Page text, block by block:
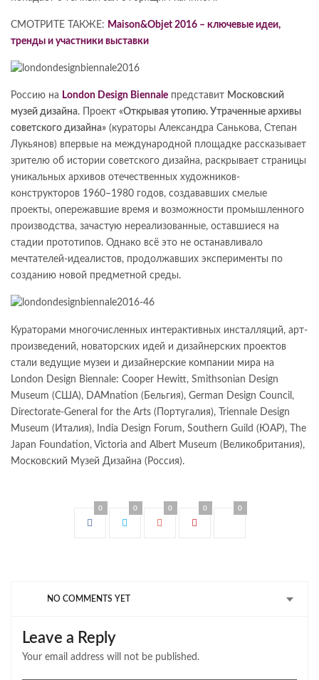
СМОТРИТЕ ТАКЖЕ: Maison&Objet 2016 – ключевые идеи,
тренды и участники выставки
Россию на London Design Biennale представит Московский
музей дизайна. Проект «Открывая утопию. Утраченные архивы
советского дизайна» (кураторы Александра Санькова, Степан
Лукьянов) впервые на международной площадке рассказывает
зрителю об истории советского дизайна, раскрывает страницы
уникальных архивов отечественных художников-
конструкторов 1960–1980 годов, создававших смелые
проекты, опережавшие время и возможности промышленного
производства, зачастую нереализованные, оставшиеся на
стадии прототипов. Однако всё это не останавливало
мечтателей-идеалистов, продолжавших эксперименты по
созданию новой предметной среды.
Кураторами многочисленных интерактивных инсталляций, арт-
произведений, новаторских идей и дизайнерских проектов
стали ведущие музеи и дизайнерские компании мира на
London Design Biennale: Cooper Hewitt, Smithsonian Design
Museum (США), DAMnation (Бельгия), German Design Council,
Directorate-General for the Arts (Португалия), Triennale Design
Museum (Италия), India Design Forum, Southern Guild (ЮАР), The
Japan Foundation, Victoria and Albert Museum (Великобритания),
Московский Музей Дизайна (Россия).
0 0 0 0 0
NO COMMENTS YET
Leave a Reply
Your email address will not be published.